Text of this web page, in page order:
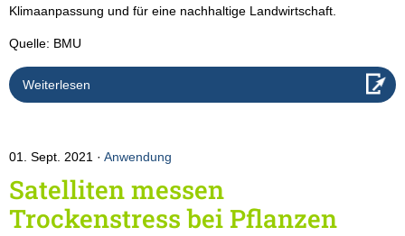
Klimaanpassung und für eine nachhaltige Landwirtschaft.
Quelle: BMU
Weiterlesen
01. Sept. 2021 Anwendung
Satelliten messen
Trockenstress bei Pflanzen